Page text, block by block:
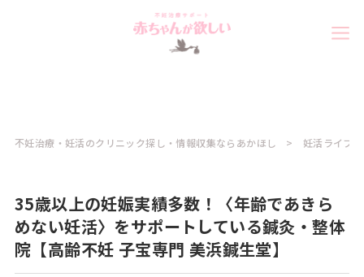
不妊治療・妊活のクリニック探し・情報収集ならあかほし 妊活ライフ
35歳以上の妊娠実績多数！〈年齢であきら
めない妊活〉をサポートしている鍼灸・整体
院【高齢不妊 子宝専門 美浜鍼生堂】